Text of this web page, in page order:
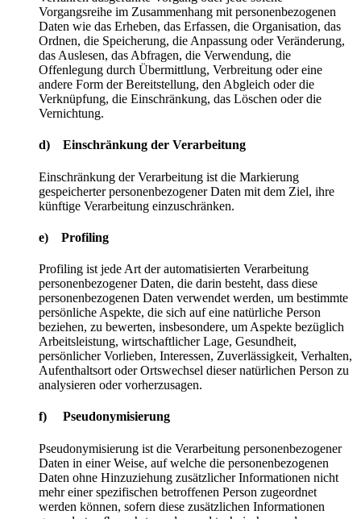
Vorgangsreihe im Zusammenhang mit personenbezogenen
Daten wie das Erheben, das Erfassen, die Organisation, das
Ordnen, die Speicherung, die Anpassung oder Veränderung,
das Auslesen, das Abfragen, die Verwendung, die
Offenlegung durch Übermittlung, Verbreitung oder eine
andere Form der Bereitstellung, den Abgleich oder die
Verknüpfung, die Einschränkung, das Löschen oder die
Vernichtung.
d) Einschränkung der Verarbeitung
Einschränkung der Verarbeitung ist die Markierung
gespeicherter personenbezogener Daten mit dem Ziel, ihre
künftige Verarbeitung einzuschränken.
e) Profiling
Profiling ist jede Art der automatisierten Verarbeitung
personenbezogener Daten, die darin besteht, dass diese
personenbezogenen Daten verwendet werden, um bestimmte
persönliche Aspekte, die sich auf eine natürliche Person
beziehen, zu bewerten, insbesondere, um Aspekte bezüglich
Arbeitsleistung, wirtschaftlicher Lage, Gesundheit,
persönlicher Vorlieben, Interessen, Zuverlässigkeit, Verhalten,
Aufenthaltsort oder Ortswechsel dieser natürlichen Person zu
analysieren oder vorherzusagen.
f) Pseudonymisierung
Pseudonymisierung ist die Verarbeitung personenbezogener
Daten in einer Weise, auf welche die personenbezogenen
Daten ohne Hinzuziehung zusätzlicher Informationen nicht
mehr einer spezifischen betroffenen Person zugeordnet
werden können, sofern diese zusätzlichen Informationen